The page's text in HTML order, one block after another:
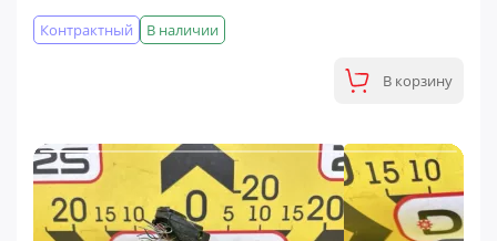
В наличии
Контрактный
В корзину